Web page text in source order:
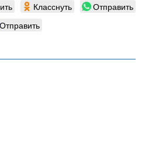
Класснуть
Отправить
Отправить